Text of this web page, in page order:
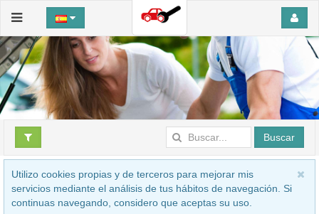
Buscar
Utilizo cookies propias y de terceros para mejorar mis
servicios mediante el análisis de tus hábitos de navegación. Si
continuas navegando, considero que aceptas su uso.